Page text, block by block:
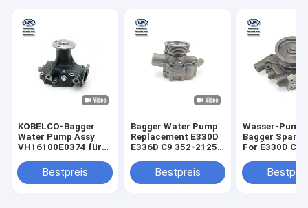
KOBELCO-Bagger
Water Pump Assy
VH16100E0374 für
Bestpreis
Bagger Water Pump
Replacement E330D
E336D C9 352-2125
Bestpreis
Wasser-
Bagger Spare
For E330D C9
2194452 219-